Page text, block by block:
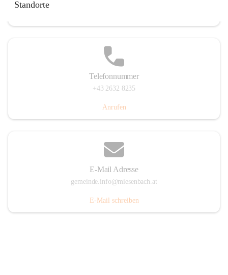
Standorte
Telefonnummer
+43 2632 8235
Anrufen
E-Mail Adresse
gemeinde.info@miesenbach.at
E-Mail schreiben